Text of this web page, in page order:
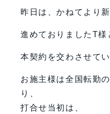
昨日は、かねてより
進めておりましたT様
本契約を交わさせて
お施主様は全国転勤
り、
打合せ当初は、